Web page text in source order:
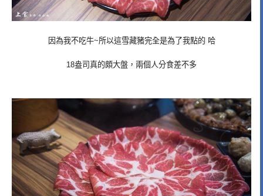
因為我不吃牛~所以這雪藏豬完全是為了我點的 哈
18盎司真的頗大盤，兩個人分食差不多